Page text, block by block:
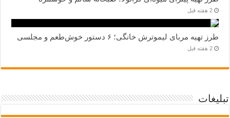
2 هفته قبل
طرز تهیه مربای لیموترش خانگی؛ ۶ دستور خوش‌طعم و مجلسی
2 هفته قبل
تبلیغات